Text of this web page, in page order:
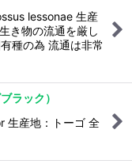
lessonae 生産
き物の流通を厳し
種の為 流通は非常
ラック）
生産地：トーゴ 全